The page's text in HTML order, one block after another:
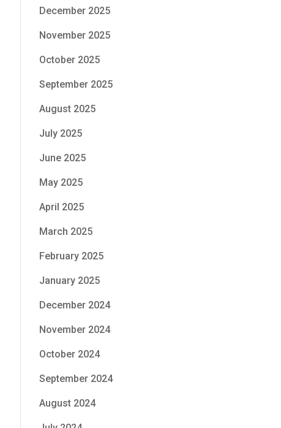
December 2025
November 2025
October 2025
September 2025
August 2025
July 2025
June 2025
May 2025
April 2025
March 2025
February 2025
January 2025
December 2024
November 2024
October 2024
September 2024
August 2024